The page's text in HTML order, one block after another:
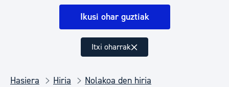
Ikusi ohar guztiak
Itxi oharrak
Hasiera Hiria
Nolakoa den hiria